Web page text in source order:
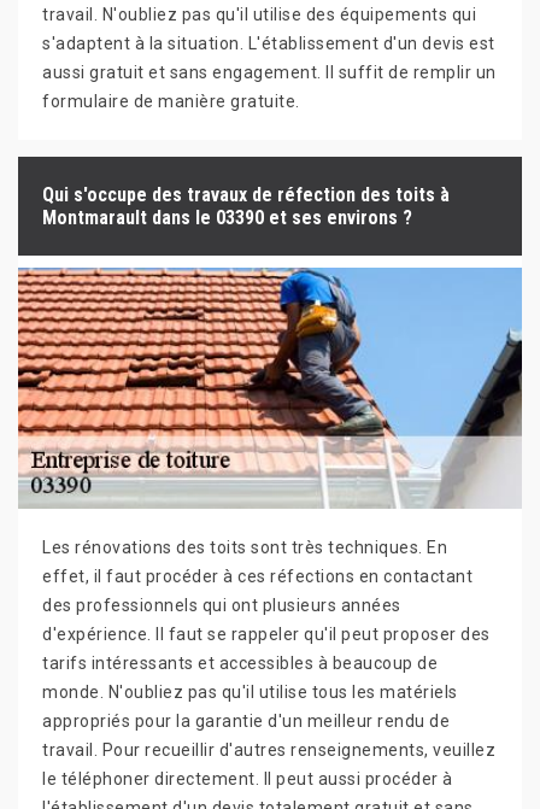
travail. N'oubliez pas qu'il utilise des équipements qui
s'adaptent à la situation. L'établissement d'un devis est
aussi gratuit et sans engagement. Il suffit de remplir un
formulaire de manière gratuite.
Qui s'occupe des travaux de réfection des toits à
Montmarault dans le 03390 et ses environs ?
Les rénovations des toits sont très techniques. En
effet, il faut procéder à ces réfections en contactant
des professionnels qui ont plusieurs années
d'expérience. Il faut se rappeler qu'il peut proposer des
tarifs intéressants et accessibles à beaucoup de
monde. N'oubliez pas qu'il utilise tous les matériels
appropriés pour la garantie d'un meilleur rendu de
travail. Pour recueillir d'autres renseignements, veuillez
le téléphoner directement. Il peut aussi procéder à